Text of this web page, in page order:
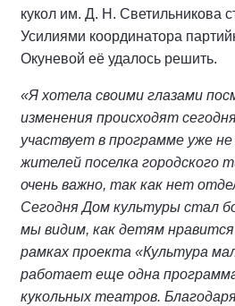
кукол им. Д. Н. Светильникова
Усилиями координатора
Окуневой её удалось решить.
«Я хотела своими глазами
изменения происходят
участвует в программе уже
жителей поселка городского
очень важно, так как нет
Сегодня Дом культуры стал
мы видим, как детям нравится
рамках проекта «Культура
работает еще одна
кукольных театров.